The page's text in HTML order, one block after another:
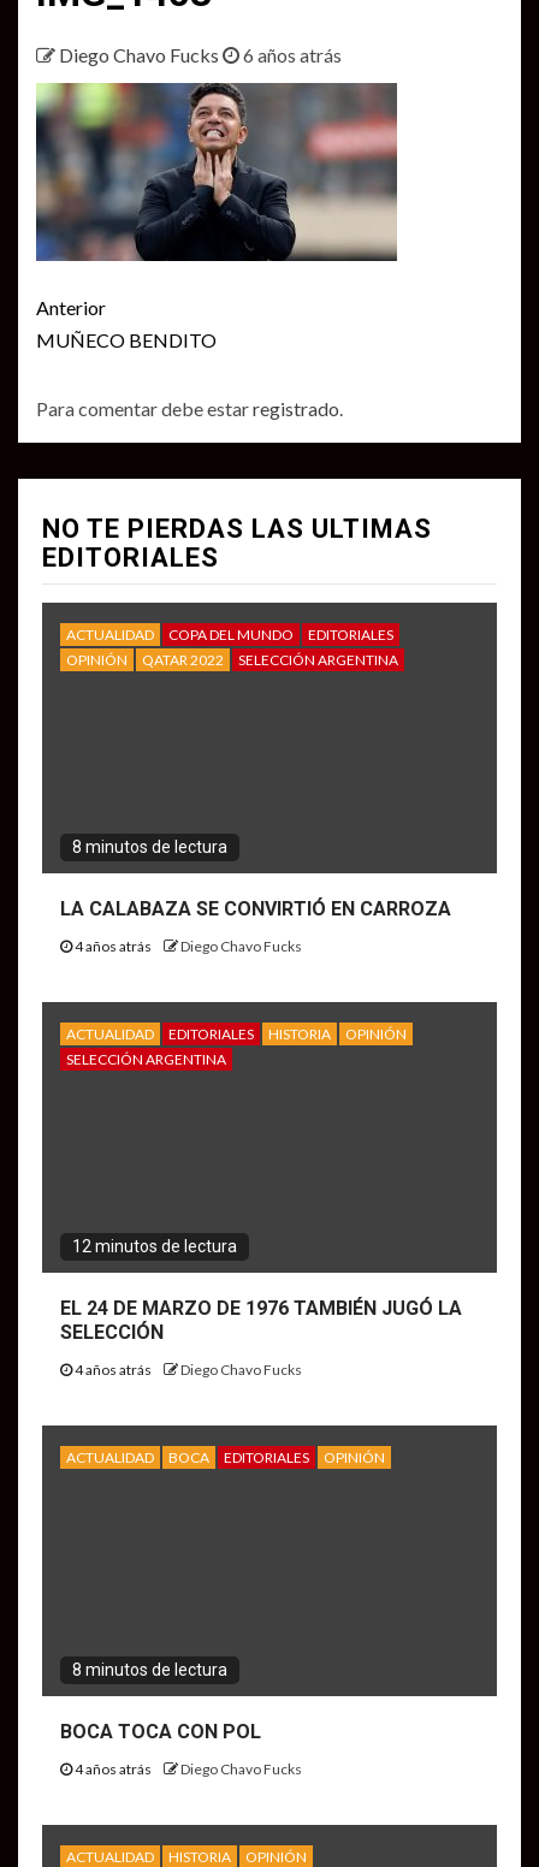
Diego Chavo Fucks 6 años atrás
Seguir
leyendo
Anterior
MUÑECO BENDITO
Para comentar debe estarregistrado.
NO TE PIERDAS LAS ULTIMAS
EDITORIALES
ACTUALIDAD COPA DEL MUNDO
EDITORIALES
OPINIÓN
QATAR 2022 SELECCIÓN ARGENTINA
8 minutos de lectura
LA CALABAZA SE CONVIRTIÓ EN CARROZA
4 años atrás Diego Chavo Fucks
ACTUALIDAD EDITORIALES HISTORIA
OPINIÓN
SELECCIÓN ARGENTINA
12 minutos de lectura
EL 24 DE MARZO DE 1976 TAMBIÉN JUGÓ LA
SELECCIÓN
4 años atrás Diego Chavo Fucks
ACTUALIDAD BOCA EDITORIALES OPINIÓN
8 minutos de lectura
BOCA TOCA CON POL
4 años atrás Diego Chavo Fucks
ACTUALIDAD HISTORIA OPINIÓN